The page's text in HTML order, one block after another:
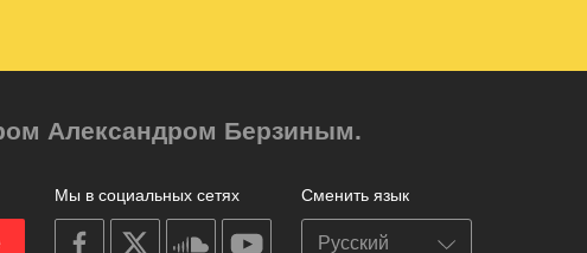
Александром Берзиным.
Сменить язык
Мы в социальных сетях
on
on
on